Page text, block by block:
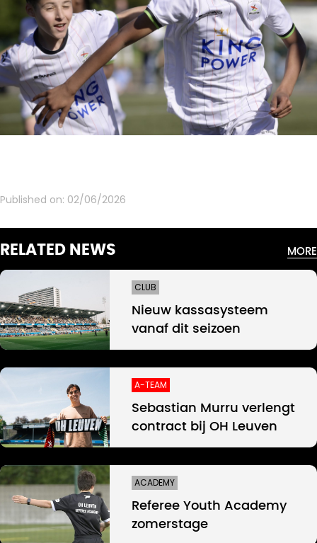
Published on: 02/06/2026
RELATED NEWS MORE
CLUB
Nieuw kassasysteem
vanaf dit seizoen
A-TEAM
Sebastian Murru verlengt
contract bij OH Leuven
ACADEMY
Referee Youth Academy
zomerstage